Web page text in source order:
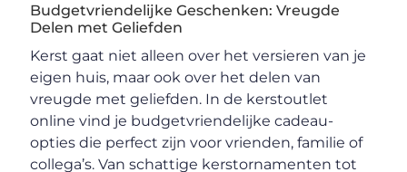
Budgetvriendelijke Geschenken: Vreugde
Delen met Geliefden
Kerst gaat niet alleen over het versieren van je
eigen huis, maar ook over het delen van
vreugde met geliefden. In de kerstoutlet
online vind je budgetvriendelijke cadeau-
opties die perfect zijn voor vrienden, familie of
collega’s. Van schattige kerstornamenten tot